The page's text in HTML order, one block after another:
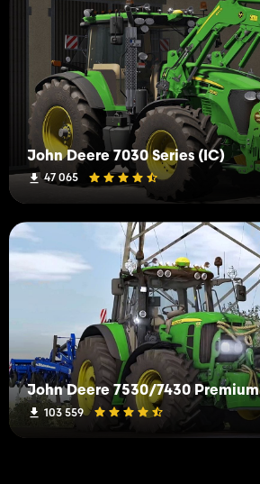
John Deere 7030 Series (IC)
47 065
John Deere 7530/7430 Premium
103 559